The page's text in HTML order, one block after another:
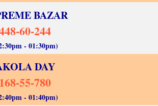
BAZAR
60-244
- 01:30pm)
DAY
168-55-780
- 01:40pm)